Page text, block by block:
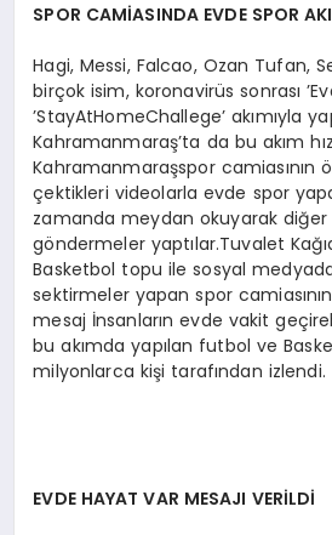
SPOR CAMİASINDA EVDE SPOR
Hagi, Messi, Falcao, Ozan Tufan,
birçok isim, koronavirüs sonrası
’StayAtHomeChallege’ akımıyla
Kahramanmaraş’ta da bu akım
Kahramanmaraşspor camiasının
çektikleri videolarla evde spor
zamanda meydan okuyarak diğer
göndermeler yaptılar.Tuvalet
Basketbol topu ile sosyal
sektirmeler yapan spor
mesaj İnsanların evde vakit
bu akımda yapılan futbol ve
milyonlarca kişi tarafından izlendi.
EVDE HAYAT VAR MESAJI VERİLDİ